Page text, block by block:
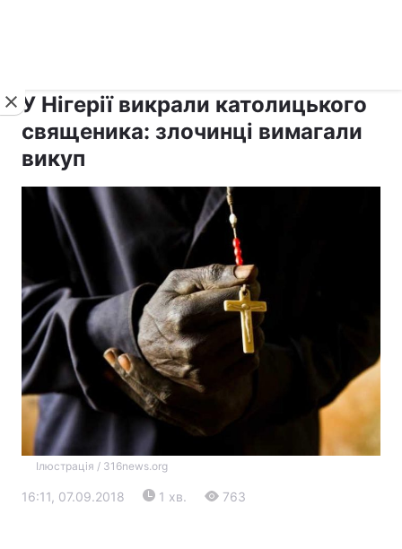
У Нігерії викрали католицького
священика: злочинці вимагали
викуп
Ілюстрація / 316news.org
16:11, 07.09.2018 1 хв. 763